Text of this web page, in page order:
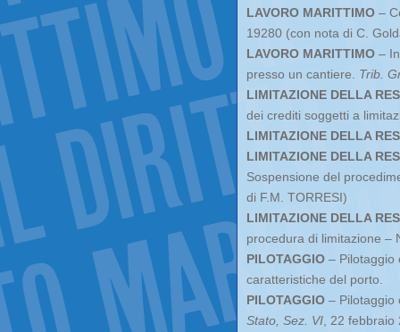
LAVORO MARITTIMO –
19280 (con nota di C.
LAVORO MARITTIMO –
presso un cantiere. Trib.
LIMITAZIONE DELLA
dei crediti soggetti a
LIMITAZIONE DELLA
LIMITAZIONE DELLA
Sospensione del
di F.M. TORRESI)
LIMITAZIONE DELLA
procedura di limitazione –
PILOTAGGIO – Pilotaggio
caratteristiche del porto.
PILOTAGGIO – Pilotaggio
Stato, Sez. VI , 22